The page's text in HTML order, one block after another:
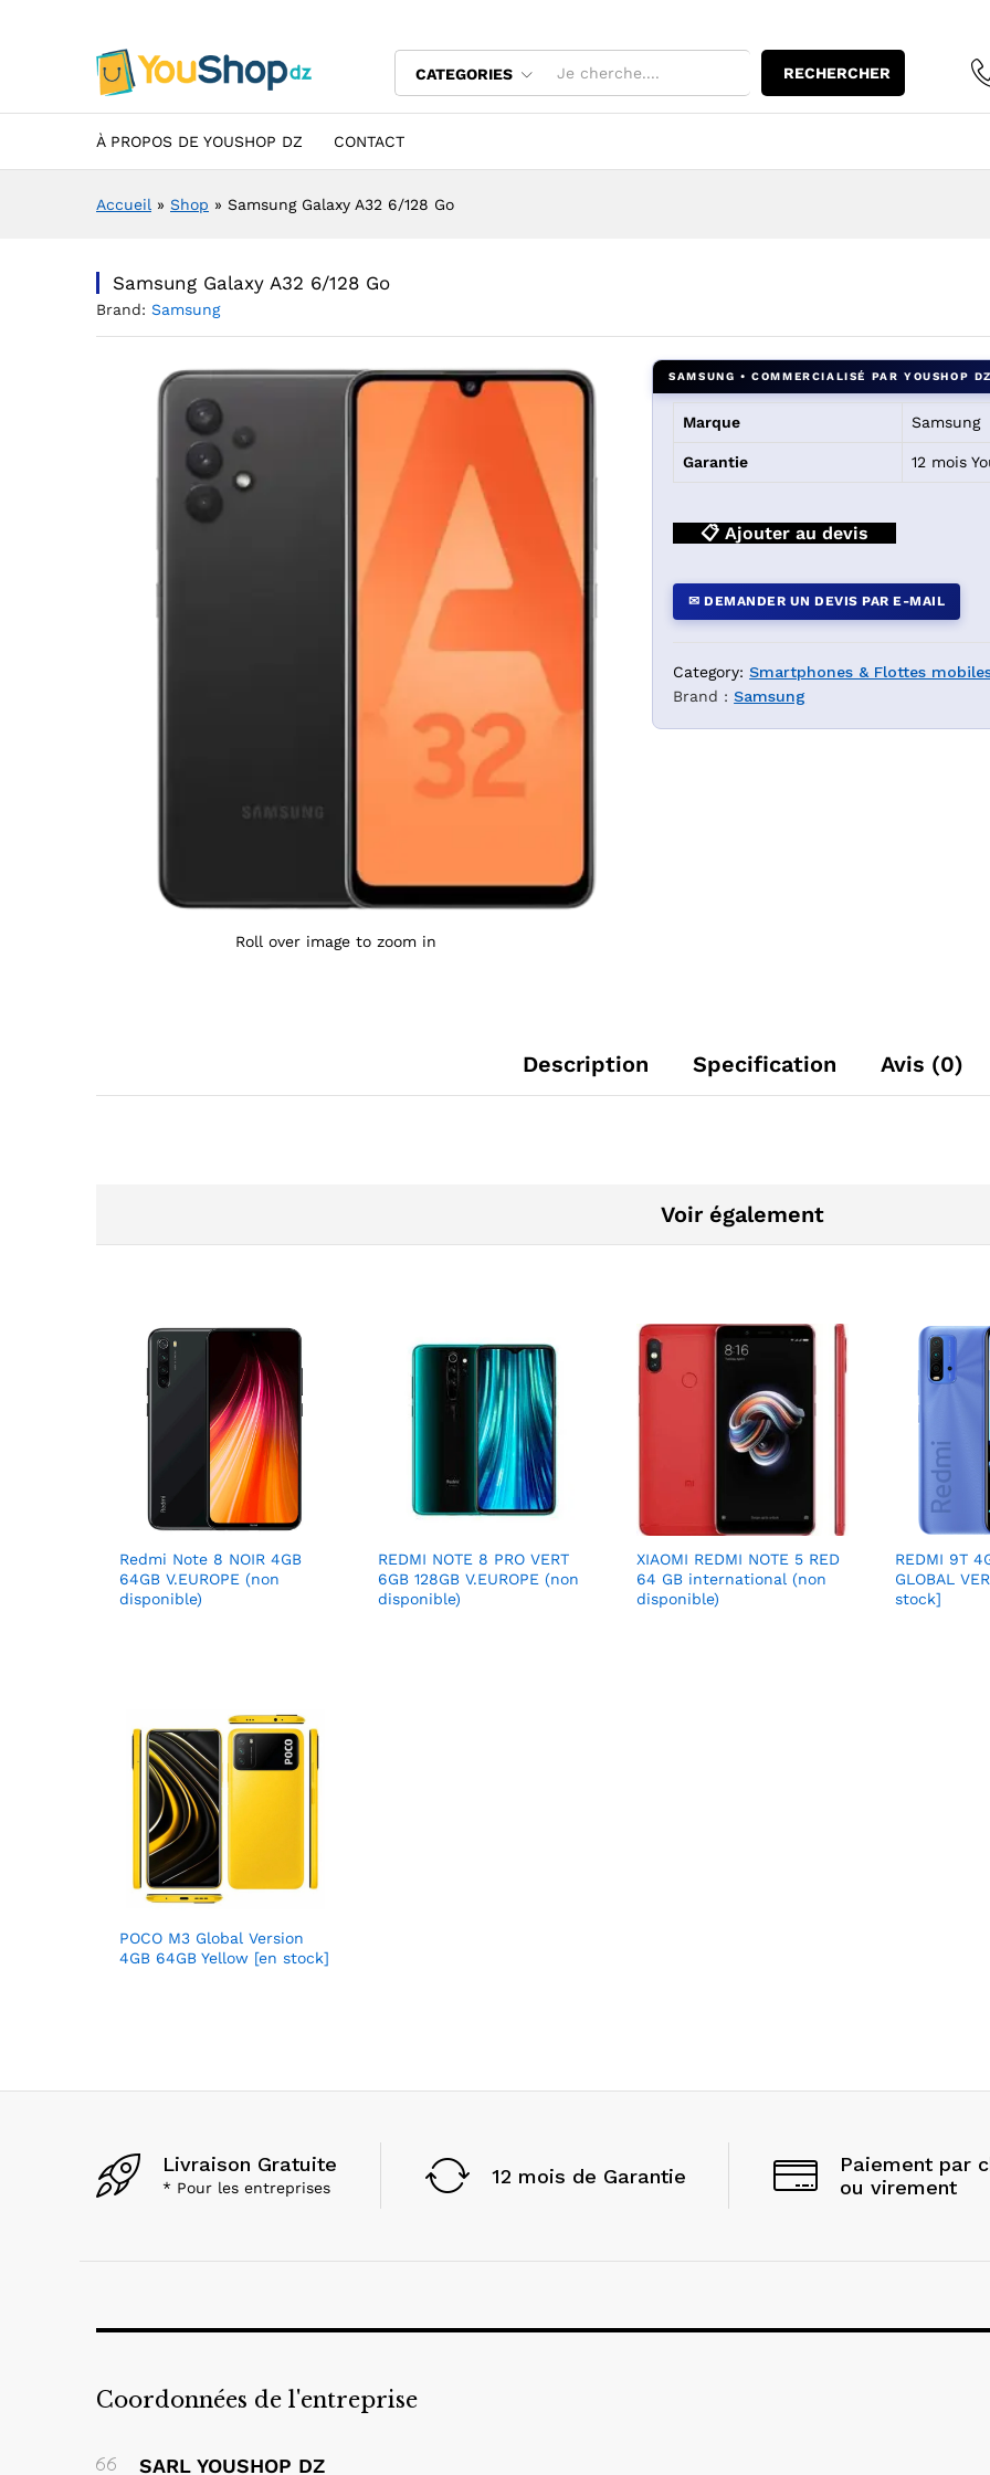
CATEGORIES RECHERCHER
À PROPOS DE YOUSHOP DZ CONTACT
Accueil » Shop » Samsung Galaxy A32 6/128 Go
Samsung Galaxy A32 6/128 Go
Brand: Samsung
Roll over image to zoom in
Marque Samsung
Garantie 12 mois
📋 Ajouter au devis
✉ DEMANDER UN DEVIS PAR E-MAIL
Category:Smartphones & Flottes
Brand :Samsung
Description Specification Avis (0)
Voir également
Redmi Note 8 NOIR 4GB
64GB V.EUROPE (non
disponible)
REDMI NOTE 8 PRO VERT
6GB 128GB V.EUROPE (non
disponible)
XIAOMI REDMI NOTE 5 RED
64 GB international (non
disponible)
REDMI 9T
GLOBAL
stock]
POCO M3 Global Version
4GB 64GB Yellow [en stock]
Livraison Gratuite
* Pour les entreprises 12 mois de Garantie
Paiement par
ou virement
Coordonnées de l'entreprise
SARL YOUSHOP DZ